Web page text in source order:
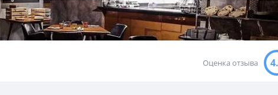
Оценка отзыва